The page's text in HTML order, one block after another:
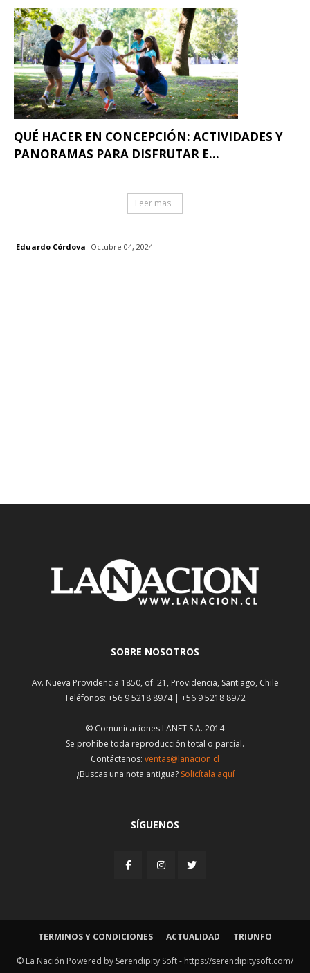
QUÉ HACER EN CONCEPCIÓN: ACTIVIDADES Y
PANORAMAS PARA DISFRUTAR E...
Leer mas
Eduardo Córdova Octubre 04, 2024
SOBRE NOSOTROS
Av. Nueva Providencia 1850, of. 21, Providencia, Santiago, Chile
Teléfonos: +56 9 5218 8974 | +56 9 5218 8972
© Comunicaciones LANET S.A. 2014
Se prohíbe toda reproducción total o parcial.
Contáctenos: ventas@lanacion.cl
¿Buscas una nota antigua? Solicítala aquí
SÍGUENOS
TERMINOS Y CONDICIONES ACTUALIDAD TRIUNFO
© La Nación Powered by Serendipity Soft - https://serendipitysoft.com/